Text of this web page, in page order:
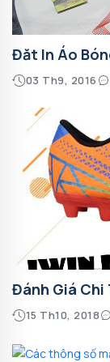
Đăt In Áo
03 Th9, 2016
Đánh Giá Chi
15 Th10, 2018